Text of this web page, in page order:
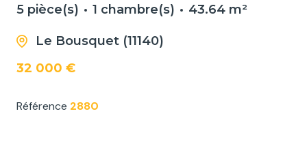
5 pièce(s)
1 chambre(s) 43.64 m²
Le Bousquet (11140)
32 000 €
Référence 2880